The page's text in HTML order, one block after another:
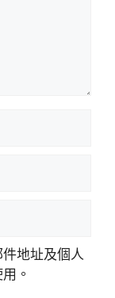
地址及個人
。